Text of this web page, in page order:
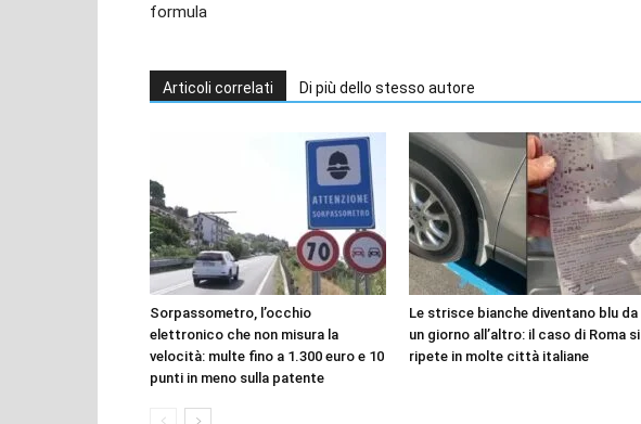
formula
Articoli correlati Di più dello stesso autore
Sorpassometro, l’occhio
elettronico che non misura la
velocità: multe fino a 1.300 euro e 10
punti in meno sulla patente
Le strisce bianche diventano blu da
un giorno all’altro: il caso di Roma si
ripete in molte città italiane